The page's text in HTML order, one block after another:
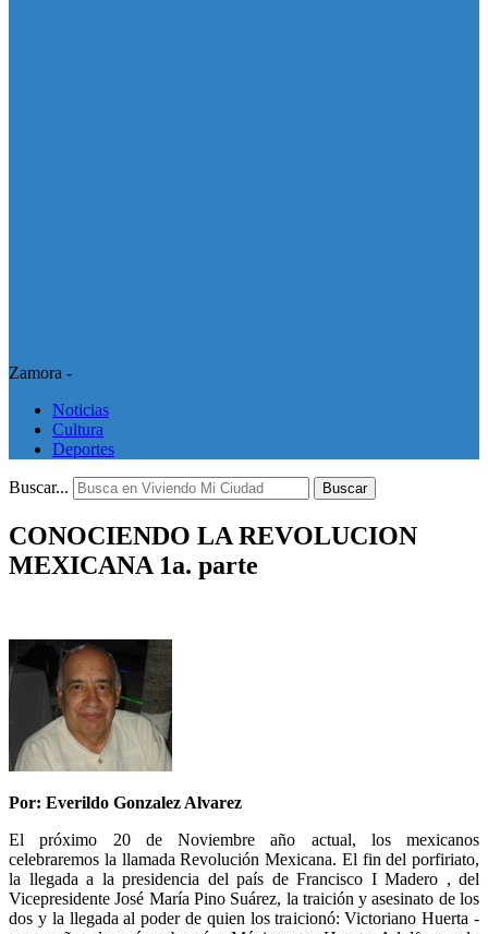
Zamora -
Noticias
Cultura
Deportes
Buscar... Buscar
CONOCIENDO LA REVOLUCION
MEXICANA 1a. parte
Por: Everildo Gonzalez Alvarez
El próximo 20 de Noviembre año actual, los mexicanos
celebraremos la llamada Revolución Mexicana. El fin del porfiriato,
la llegada a la presidencia del país de Francisco I Madero , del
Vicepresidente José María Pino Suárez, la traición y asesinato de los
dos y la llegada al poder de quien los traicionó: Victoriano Huerta -